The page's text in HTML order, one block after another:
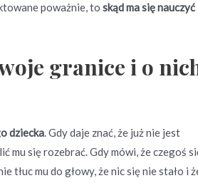
poważnie, to skąd ma się nauczyć
granice i o
dziecka. Gdy daje znać, że już nie jest
mu się rozebrać. Gdy mówi, że czegoś
tłuc mu do głowy, że nic się nie stało i